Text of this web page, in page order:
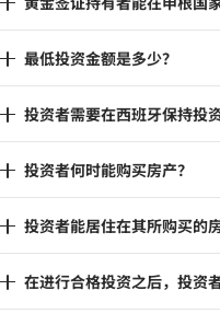
最低投资金额是多少？
投资者需要在西班牙保持投
投资者何时能购买房产？
投资者能居住在其所购买的
在进行合格投资之后，投资